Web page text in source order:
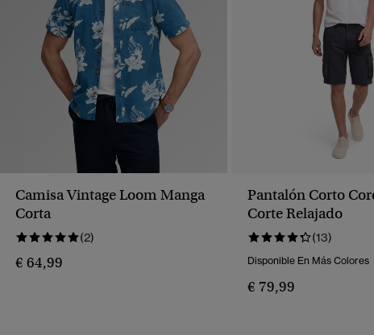
Camisa Vintage Loom Manga
Corta
(2)
€ 64,99
Pantalón Corto
Corte Relajado
(13)
Disponible En Más Colores
€ 79,99